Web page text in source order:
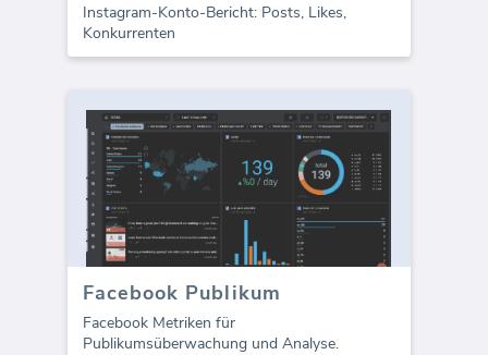
Instagram-Konto-Bericht: Posts, Likes,
Konkurrenten
Facebook Publikum
Facebook Metriken für
Publikumsüberwachung und Analyse.